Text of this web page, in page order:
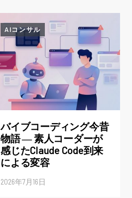
AIコンサル
バイブコーディング今昔
物語 ― 素人コーダーが
感じたClaude Code到来
による変容
2026年7月16日